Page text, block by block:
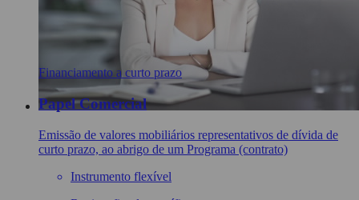
Financiamento a curto prazo
Papel Comercial
Emissão de valores mobiliários representativos de dívida de
curto prazo, ao abrigo de um Programa (contrato)
Instrumento flexível